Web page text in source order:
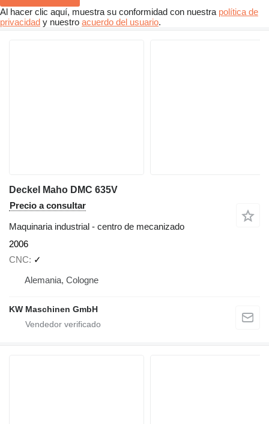
Al hacer clic aquí, muestra su conformidad con nuestra política de
privacidad y nuestro acuerdo del usuario.
Deckel Maho DMC 635V
Precio a consultar
Maquinaria industrial - centro de mecanizado
2006
CNC
✓
Alemania, Cologne
KW Maschinen GmbH